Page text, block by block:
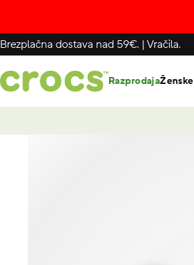
Brezplačna dostava nad 59€. | Vračila.
RazprodajaŽenske